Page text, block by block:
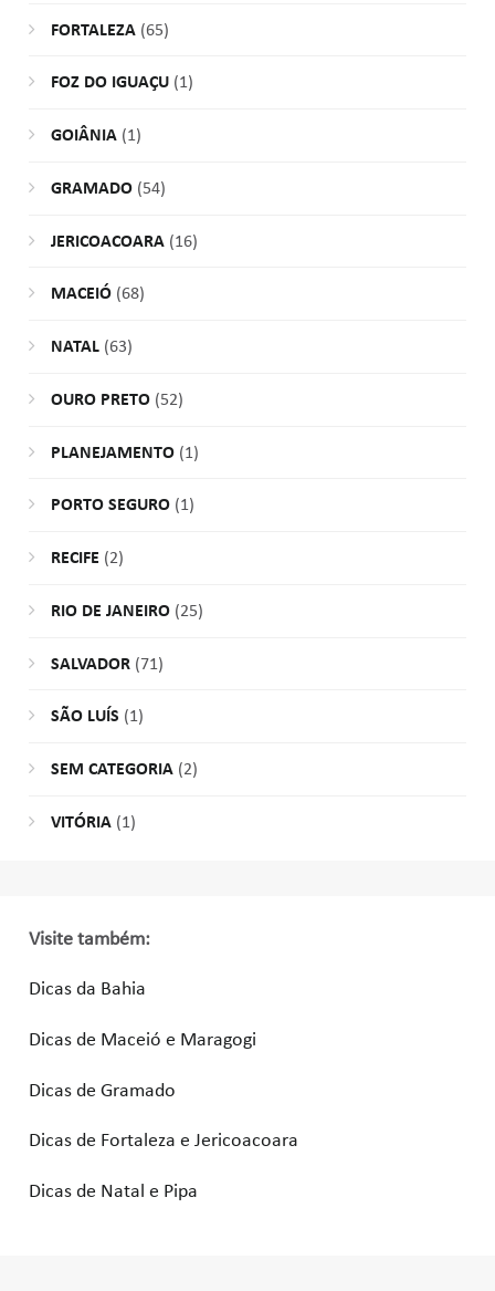
FORTALEZA(65)
FOZ DO IGUAÇU(1)
GOIÂNIA(1)
GRAMADO(54)
JERICOACOARA(16)
MACEIÓ(68)
NATAL(63)
OURO PRETO(52)
PLANEJAMENTO(1)
PORTO SEGURO(1)
RECIFE (2)
RIO DE JANEIRO(25)
SALVADOR(71)
SÃO LUÍS (1)
SEM CATEGORIA(2)
VITÓRIA(1)
Visite também:
Dicas da Bahia
Dicas de Maceió e Maragogi
Dicas de Gramado
Dicas de Fortaleza e Jericoacoara
Dicas de Natal e Pipa